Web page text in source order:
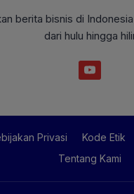
berita bisnis di
dari hulu hingga
Privasi Kode Etik
Tentang Kami